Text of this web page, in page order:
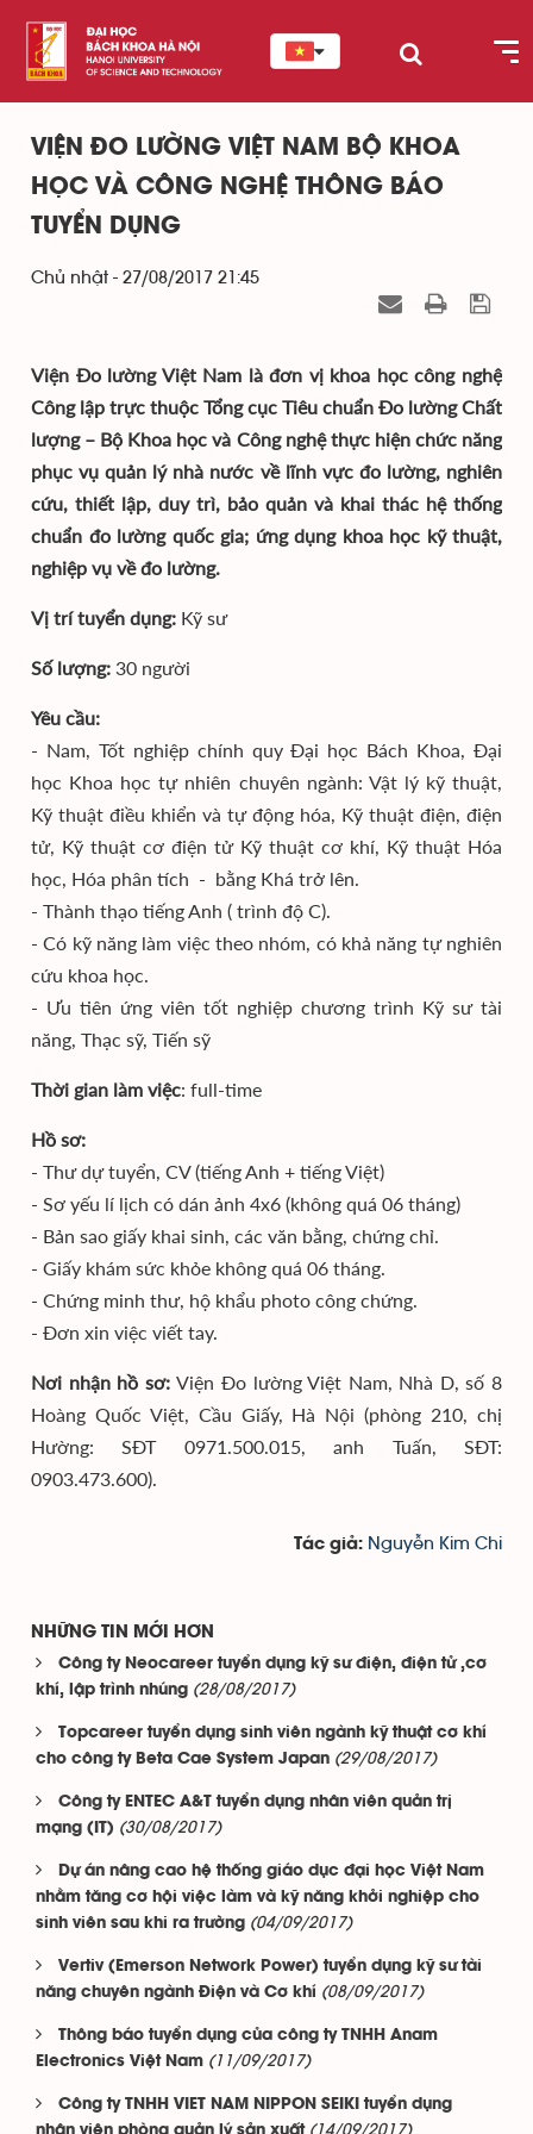
VIỆN ĐO LƯỜNG VIỆT NAM BỘ KHOA
HỌC VÀ CÔNG NGHỆ THÔNG BÁO
TUYỂN DỤNG
Chủ nhật - 27/08/2017 21:45
Viện Đo lường Việt Nam là đơn vị khoa học công nghệ
Công lập trực thuộc Tổng cục Tiêu chuẩn Đo lường Chất
lượng – Bộ Khoa học và Công nghệ thực hiện chức năng
phục vụ quản lý nhà nước về lĩnh vực đo lường, nghiên
cứu, thiết lập, duy trì, bảo quản và khai thác hệ thống
chuẩn đo lường quốc gia; ứng dụng khoa học kỹ thuật,
nghiệp vụ về đo lường.
Vị trí tuyển dụng: Kỹ sư
Số lượng: 30 người
Yêu cầu:
- Nam, Tốt nghiệp chính quy Đại học Bách Khoa, Đại
học Khoa học tự nhiên chuyên ngành: Vật lý kỹ thuật,
Kỹ thuật điều khiển và tự động hóa, Kỹ thuật điện, điện
tử, Kỹ thuật cơ điện tử Kỹ thuật cơ khí, Kỹ thuật Hóa
học, Hóa phân tích - bằng Khá trở lên.
- Thành thạo tiếng Anh ( trình độ C).
- Có kỹ năng làm việc theo nhóm, có khả năng tự nghiên
cứu khoa học.
- Ưu tiên ứng viên tốt nghiệp chương trình Kỹ sư tài
năng, Thạc sỹ, Tiến sỹ
Thời gian làm việc: full-time
Hồ sơ:
- Thư dự tuyển, CV (tiếng Anh + tiếng Việt)
- Sơ yếu lí lịch có dán ảnh 4x6 (không quá 06 tháng)
- Bản sao giấy khai sinh, các văn bằng, chứng chỉ.
- Giấy khám sức khỏe không quá 06 tháng.
- Chứng minh thư, hộ khẩu photo công chứng.
- Đơn xin việc viết tay.
Nơi nhận hồ sơ:Viện Đo lường Việt Nam, Nhà D, số 8
Hoàng Quốc Việt, Cầu Giấy, Hà Nội (phòng 210, chị
Hường: SĐT 0971.500.015, anh Tuấn, SĐT:
0903.473.600).
Tác giả: Nguyễn Kim Chi
NHỮNG TIN MỚI HƠN
Công ty Neocareer tuyển dụng kỹ sư điện, điện tử ,cơ
khí, lập trình nhúng (28/08/2017)
Topcareer tuyển dụng sinh viên ngành kỹ thuật cơ khí
cho công ty Beta Cae System Japan (29/08/2017)
Công ty ENTEC A&T tuyển dụng nhân viên quản trị
mạng (IT) (30/08/2017)
Dự án nâng cao hệ thống giáo dục đại học Việt Nam
nhằm tăng cơ hội việc làm và kỹ năng khởi nghiệp cho
sinh viên sau khi ra trường (04/09/2017)
Vertiv (Emerson Network Power) tuyển dụng kỹ sư tài
năng chuyên ngành Điện và Cơ khí (08/09/2017)
Thông báo tuyển dụng của công ty TNHH Anam
Electronics Việt Nam (11/09/2017)
Công ty TNHH VIET NAM NIPPON SEIKI tuyển dụng
(14/09/2017)